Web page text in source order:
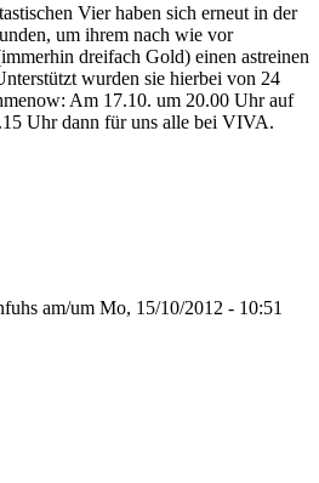
Vier haben sich erneut in der
um ihrem nach wie vor
dreifach Gold) einen astreinen
wurden sie hierbei von 24
Am 17.10. um 20.00 Uhr auf
Uhr dann für uns alle bei VIVA.
am/um Mo, 15/10/2012 - 10:51